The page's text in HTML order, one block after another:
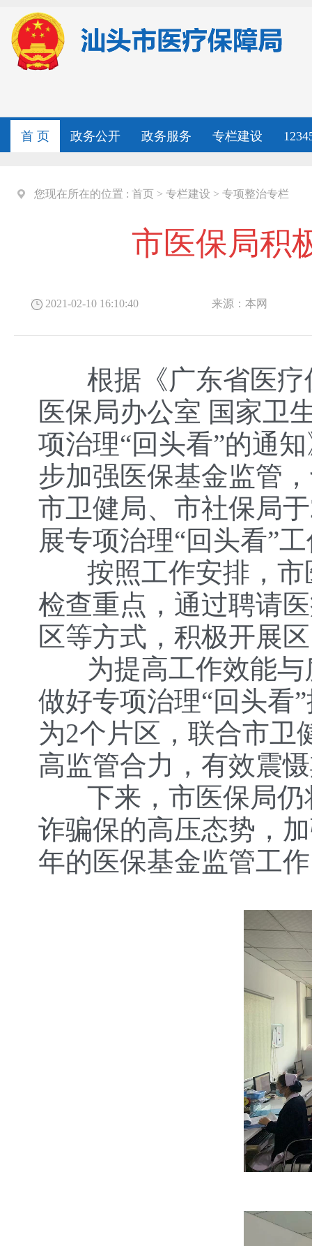
首 页 政务公开 政务服务 专栏建设
您现在所在的位置 : 首页 > 专栏建设 > 专项整治专栏
市医保局积
2021-02-10 16:10:40 来源：本网
根据《广东省医疗
医保局办公室 国家卫
项治理“回头看”的通
步加强医保基金监管
市卫健局、市社保局
展专项治理“回头看”
按照工作安排，市
检查重点，通过聘请
区等方式，积极开展
为提高工作效能与
做好专项治理“回头看
为2个片区，联合市卫
高监管合力，有效震
下来，市医保局仍
诈骗保的高压态势，
年的医保基金监管工